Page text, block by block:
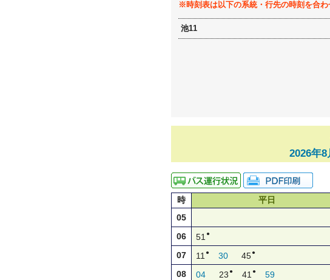
※時刻表は以下の系統・行先の時刻を合
池11
2026年
時 平日
05
06
51 ●
07 11 ● 30 45●
08
04 23 ● 41 ● 59